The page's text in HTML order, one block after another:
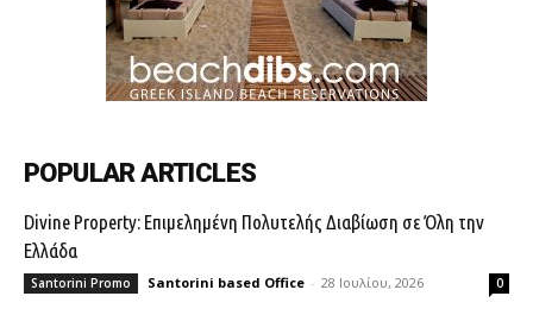
POPULAR ARTICLES
Divine Property: Επιμελημένη Πολυτελής Διαβίωση σε Όλη την
Ελλάδα
Santorini Promo Santorini based Office - 28 Ιουλίου, 2026 0